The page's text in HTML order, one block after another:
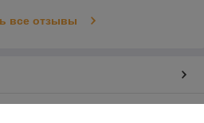
все отзывы